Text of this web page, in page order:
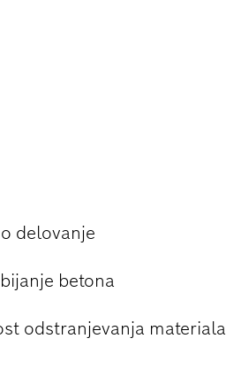
delovanje
betona
odstranjevanja materiala